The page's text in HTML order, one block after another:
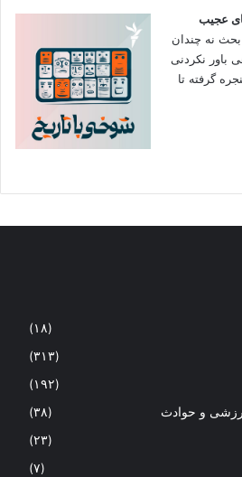
عجیب
بحث نه چندان
باور نکردنی‌
گرفته تا
(۱۸)
(۳۱۳)
(۱۹۲)
و حوادث
(۳۸)
(۲۳)
(۷)